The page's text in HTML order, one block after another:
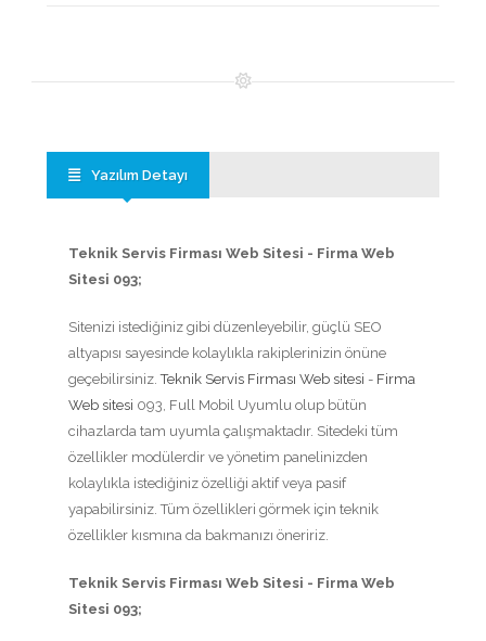
Yazılım Detayı
Teknik Servis Firması Web Sitesi - Firma Web
Sitesi 093;
Sitenizi istediğiniz gibi düzenleyebilir, güçlü SEO
altyapısı sayesinde kolaylıkla rakiplerinizin önüne
geçebilirsiniz.Teknik Servis Firması Web sitesi - Firma
Web sitesi 093, Full Mobil Uyumlu olup bütün
cihazlarda tam uyumla çalışmaktadır. Sitedeki tüm
özellikler modülerdir ve yönetim panelinizden
kolaylıkla istediğiniz özelliği aktif veya pasif
yapabilirsiniz. Tüm özellikleri görmek için teknik
özellikler kısmına da bakmanızı öneririz.
Teknik Servis Firması Web Sitesi - Firma Web
Sitesi 093;